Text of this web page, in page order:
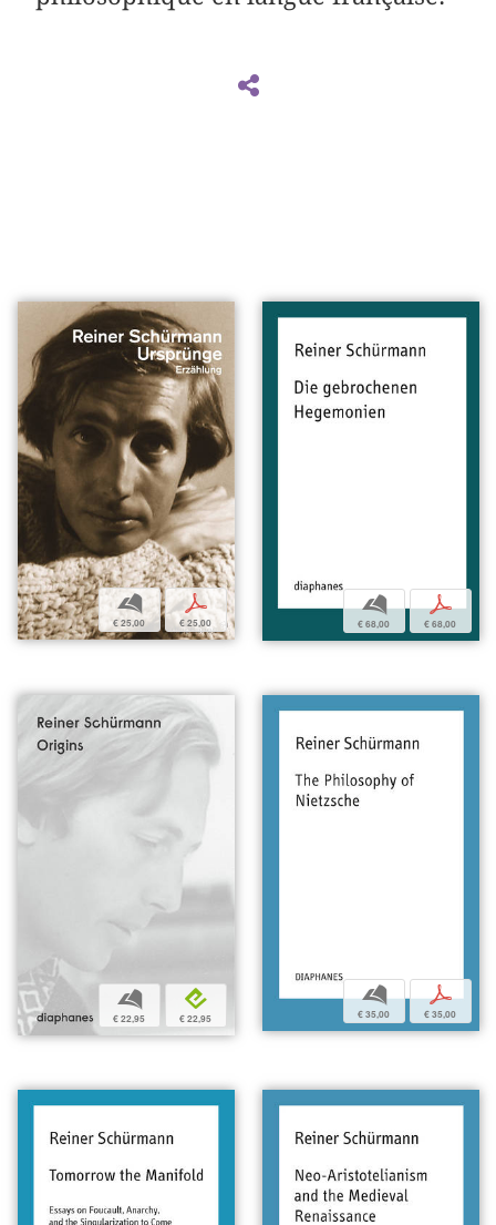
b
€ 25,00
p
€ 25,00
b
€ 68,00
p
€ 68,00
b
€ 22,95
e
€ 22,95
b
€ 35,00
p
€ 35,00